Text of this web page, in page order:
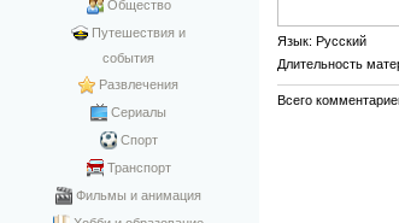
Общество
Путешествия и
события
Развлечения
Сериалы
Спорт
Транспорт
Фильмы и анимация
Язык: Русский
Длительность
Всего